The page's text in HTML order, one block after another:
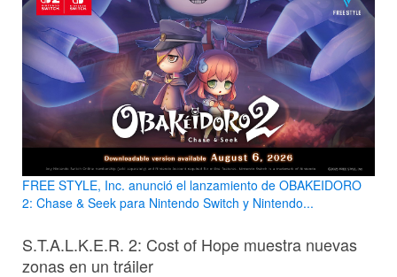
FREE STYLE, Inc. anunció el lanzamiento de OBAKEIDORO
2: Chase & Seek para Nintendo Switch y Nintendo...
S.T.A.L.K.E.R. 2: Cost of Hope muestra nuevas
zonas en un tráiler